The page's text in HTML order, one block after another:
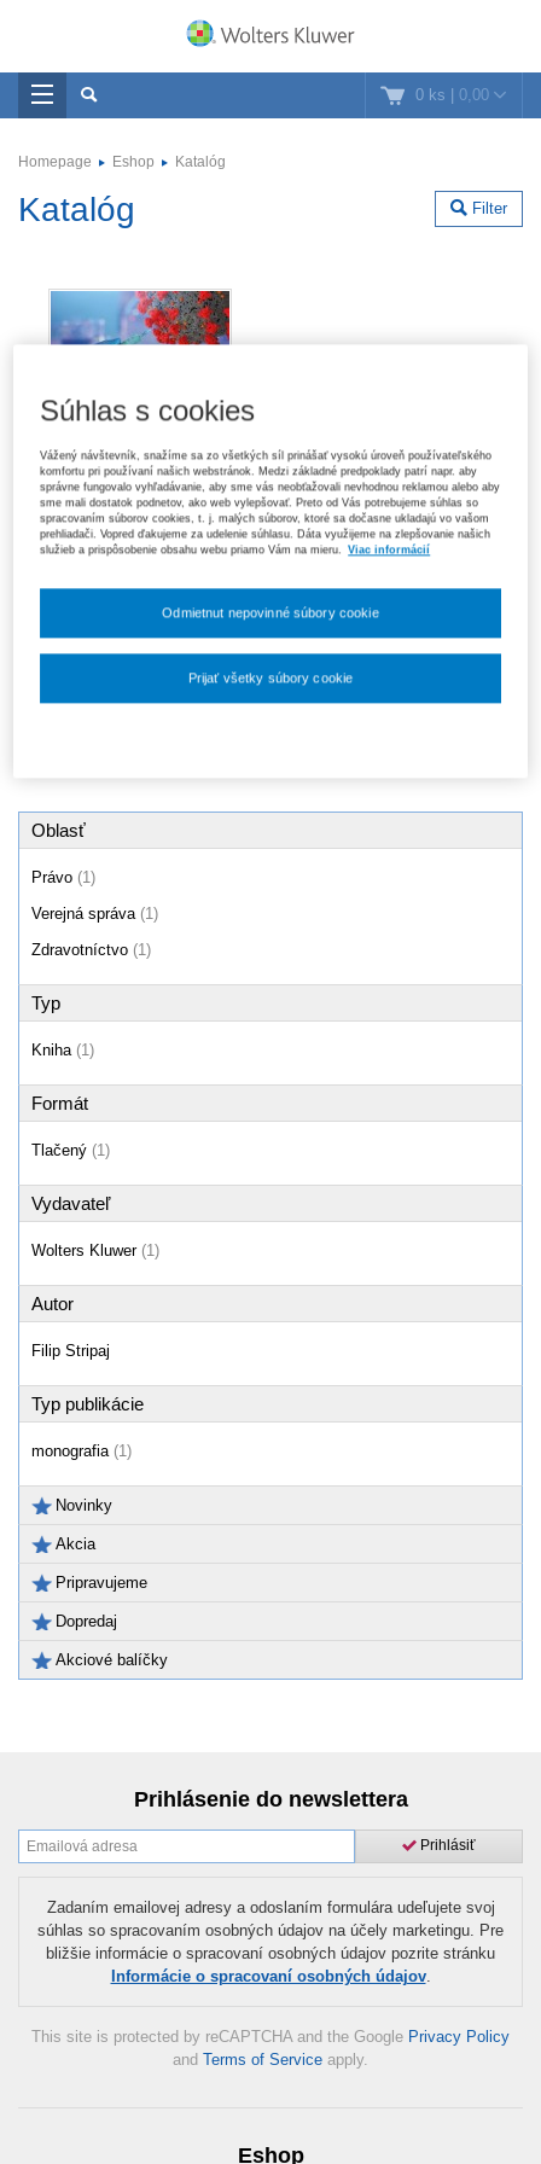
0 ks | 0,00
Homepage Eshop Katalóg
Filter
Katalóg
Očkovanie v kontexte ochrany
Oblasť
Právo (1)
Verejná správa (1)
Zdravotníctvo (1)
Typ
Kniha (1)
Formát
Tlačený (1)
Vydavateľ
Wolters Kluwer (1)
Autor
Filip Stripaj
Typ publikácie
monografia (1)
Novinky
Akcia
Pripravujeme
Dopredaj
Akciové balíčky
Prihlásenie do newslettera
Prihlásiť
Zadaním emailovej adresy a odoslaním formulára udeľujete svoj
súhlas so spracovaním osobných údajov na účely marketingu. Pre
bližšie informácie o spracovaní osobných údajov pozrite stránku
Informácie o spracovaní osobných údajov.
This site is protected by reCAPTCHA and the Google Privacy Policy
and Terms of Service apply.
Eshop
Súhlas s cookies
Vážený návštevník, snažíme sa zo všetkých síl prinášať vysokú úroveň používateľského
komfortu pri používaní našich webstránok. Medzi základné predpoklady patrí napr. aby
správne fungovalo vyhľadávanie, aby sme vás neobťažovali nevhodnou reklamou alebo aby
sme mali dostatok podnetov, ako web vylepšovať. Preto od Vás potrebujeme súhlas so
spracovaním súborov cookies, t. j. malých súborov, ktoré sa dočasne ukladajú vo vašom
prehliadači. Vopred ďakujeme za udelenie súhlasu. Dáta využijeme na zlepšovanie našich
služieb a prispôsobenie obsahu webu priamo Vám na mieru.
Viac informácií
Odmietnut nepovinné súbory cookie
Prijať všetky súbory cookie